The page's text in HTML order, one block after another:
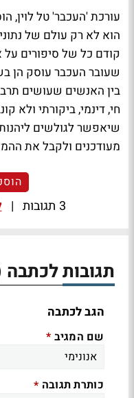
עורכת 'העכבר'טל לוין,
הוא לא רק עולם של
קודם כל של סיפורים על
שעובר העכבר עוסק הן
בין האנשים שעושים
חי, דינמי, ביקורתי ולא
שיאפשר לגולשים
מעודכנים ולקבל את
3 תגובות |
תגובות לכתבה
הגב לכתבה
שם המגיב *
כותרת תגובה *